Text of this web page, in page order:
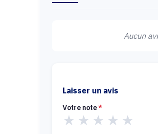
Aucun
Laisser un avis
Votre note*
★ ★ ★ ★ ★